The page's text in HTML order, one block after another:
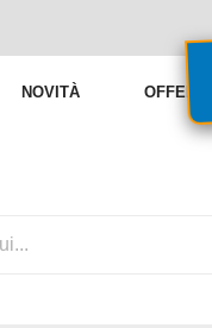
NOVITÀ OFFERTE